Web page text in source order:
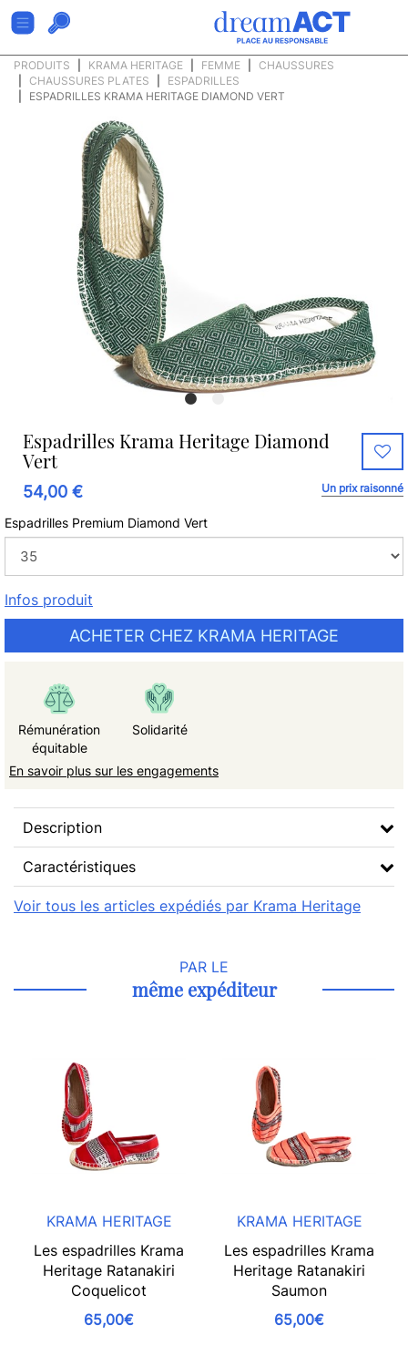
PRODUITS KRAMA HERITAGE FEMME
CHAUSSURES
CHAUSSURES PLATES
ESPADRILLES
ESPADRILLES KRAMA HERITAGE DIAMOND VERT
Espadrilles Krama Heritage Diamond
Vert
54,00 € Un prix raisonné
Espadrilles Premium Diamond Vert
Infos produit
ACHETER CHEZ KRAMA HERITAGE
Rémunération
équitable
Solidarité
En savoir plus sur les engagements
Description
Caractéristiques
Voir tous les articles expédiés par Krama Heritage
PAR LE
même expéditeur
KRAMA HERITAGE
Les espadrilles Krama
Heritage Ratanakiri
Coquelicot
65,00€
KRAMA HERITAGE
Les espadrilles Krama
Heritage Ratanakiri
Saumon
65,00€